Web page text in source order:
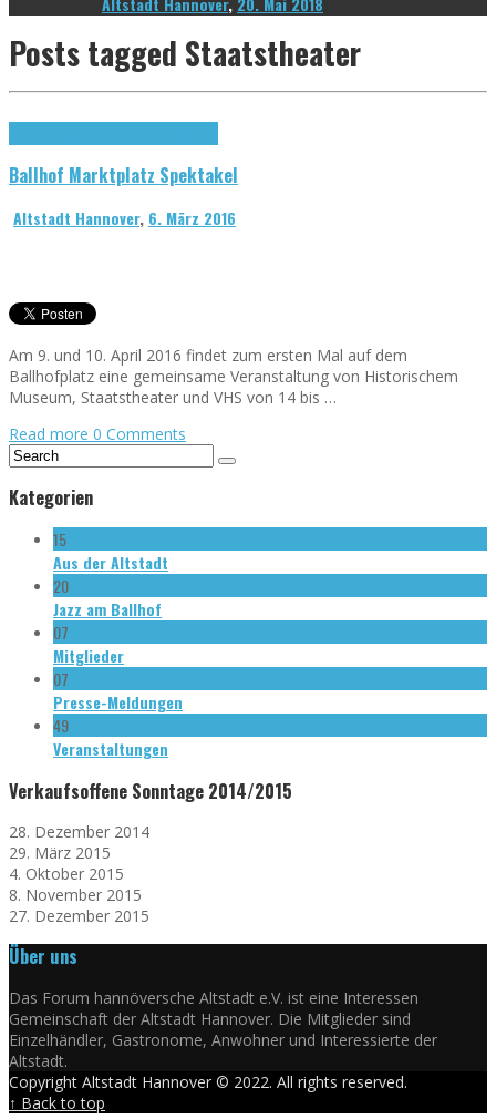
Posts tagged Staatstheater
Ballhof Marktplatz Spektakel
Altstadt Hannover, 6. März 2016
Am 9. und 10. April 2016 findet zum ersten Mal auf dem
Ballhofplatz eine gemeinsame Veranstaltung von Historischem
Museum, Staatstheater und VHS von 14 bis …
Read more 0 Comments
Kategorien
15
Aus der Altstadt
20
Jazz am Ballhof
07
Mitglieder
07
Presse-Meldungen
49
Veranstaltungen
Verkaufsoffene Sonntage 2014/2015
28. Dezember 2014
29. März 2015
4. Oktober 2015
8. November 2015
27. Dezember 2015
Über uns
Das Forum hannöversche Altstadt e.V. ist eine Interessen
Gemeinschaft der Altstadt Hannover. Die Mitglieder sind
Einzelhändler, Gastronome, Anwohner und Interessierte der
Altstadt.
Copyright Altstadt Hannover © 2022. All rights reserved.
↑ Back to top